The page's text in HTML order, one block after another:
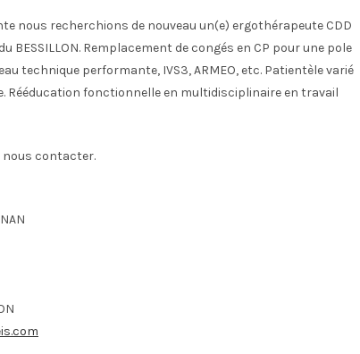
nous recherchions de nouveau un(e) ergothérapeute CDD
BESSILLON. Remplacement de congés en CP pour une pole
technique performante, IVS3, ARMEO, etc. Patientèle varié
Rééducation fonctionnelle en multidisciplinaire en travail
nous contacter.